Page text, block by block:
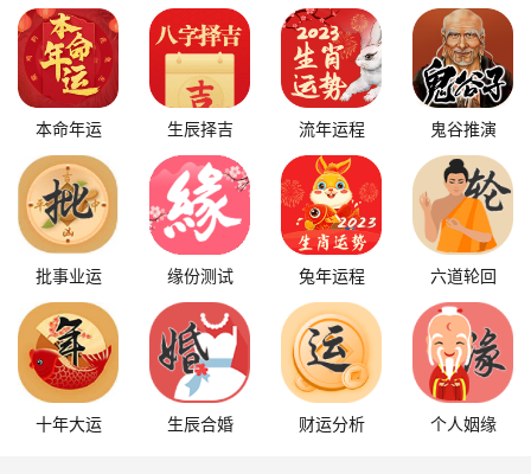
本命年运 生辰择吉 流年运程 鬼谷推演
批事业运 缘份测试 兔年运程 六道轮回
十年大运 生辰合婚 财运分析 个人姻缘